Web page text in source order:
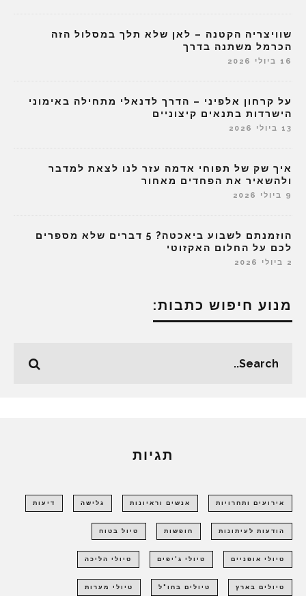
שוויצריה הקטנה – לאן שלא תלך במסלול הזה
הכרמל משתנה בדרך
16 ביולי 2026
על קרחון אלפיני – הדרך לדנאלי מתחילה באימוני
הישרדות בתנאים קיצוניים
13 ביולי 2026
איך שק של תפוחי אדמה עזר לנו לצאת למדבר
ולהשאיר את הפחדים מאחור
9 ביולי 2026
הוזמנתם לשבוע ביאכטה? 5 דברים שלא מספרים
לכם על החלום האקזוטי
2 ביולי 2026
מנוע חיפוש כתבות:
תגיות
אירועים ותחרויות אנשים וראיונות גלישה דיעות
הודעות לעיתונות חופשות טיול בטוח
טיולי אופניים טיולי ג'יפים טיולי הליכה
טיולים בארץ טיולים בחו"ל טיולי מערות